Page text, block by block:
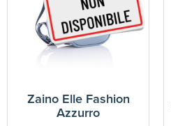
Zaino Elle Fashion
Azzurro